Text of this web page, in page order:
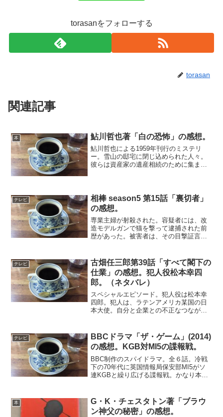
torasanをフォローする
torasan
関連記事
本 鮎川哲也著「白の恐怖」の感想。
鮎川哲也による1959年刊行のミステリ
ー。雪山の邸宅に閉じ込められた人々。
彼らは資産家の遺産相続のために集まっ
た空間での連続殺人で、...
テレビ
相棒 season5 第15話「裏切者」
の感想。
専業主婦が射殺された。容疑者には、改
造モデルガンで猫を撃って逮捕された前
歴があった。被害者は、その目撃証言を
ことに気がつく。単純に見える事件だ
が、裏には複雑な事情が隠れ...
テレビ
古畑任三郎第39話「すべて閣下の
仕業」の感想。犯人役松本幸四
郎。（ネタバレ）
スペシャルエピソード。犯人役は松本幸
四郎。犯人は、ラテンアメリカ某国の日
本大使。自分と企業との不正なつながり
よる誘拐を装うが、偶然大使館を訪れて
いた古畑が捜査を開始する...
テレビ
BBCドラマ「ザ・ゲーム」(2014)
の感想。KGB対MI5の諜報戦。
BBC制作のスパイドラマ。全６話。冷戦
下の70年代に英国情報局保安部MI5がソ
連KGBと繰り広げる諜報戦。かなり本格
するMI5の活躍が描かれる。最近のBBC
ドラマと違...
本
G・K・チェスタトン著「ブラウ
ン神父の秘密」の感想。